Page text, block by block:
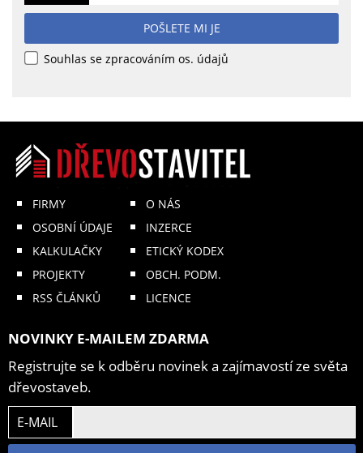
POŠLETE MI JE
Souhlas se zpracováním os. údajů
FIRMY
OSOBNÍ ÚDAJE
KALKULAČKY
PROJEKTY
RSS ČLÁNKŮ
O NÁS
INZERCE
ETICKÝ KODEX
OBCH. PODM.
LICENCE
NOVINKY E-MAILEM ZDARMA
Registrujte se k odběru novinek a zajímavostí ze světa
dřevostaveb.
E-MAIL